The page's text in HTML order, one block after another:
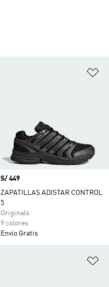
Precio
S/ 449
ZAPATILLAS ADISTAR CONTROL
5
Originals
9 colores
Envío Gratis